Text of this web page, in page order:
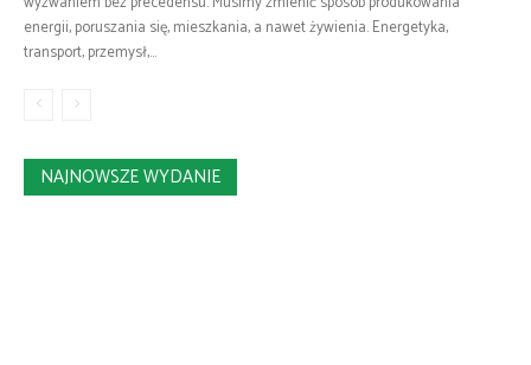
energii, poruszania się, mieszkania, a nawet żywienia. Energetyka,
transport, przemysł,...
NAJNOWSZE WYDANIE